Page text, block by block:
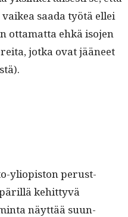
saa­da työtä ellei
otta­mat­ta ehkä iso­jen
jot­ka ovat jääneet
yliopis­ton perus­t­
kehit­tyvä
näyt­tää suun­